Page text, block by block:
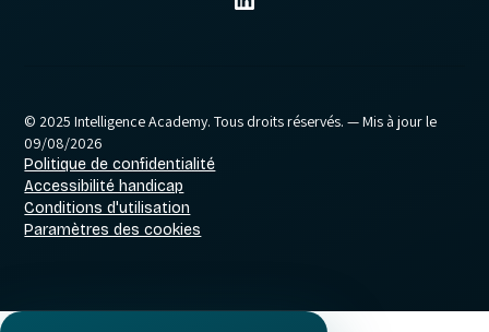
© 2025 Intelligence Academy. Tous droits réservés. — Mis à jour le
09/08/2026
Politique de confidentialité
Accessibilité handicap
Conditions d'utilisation
Paramètres des cookies